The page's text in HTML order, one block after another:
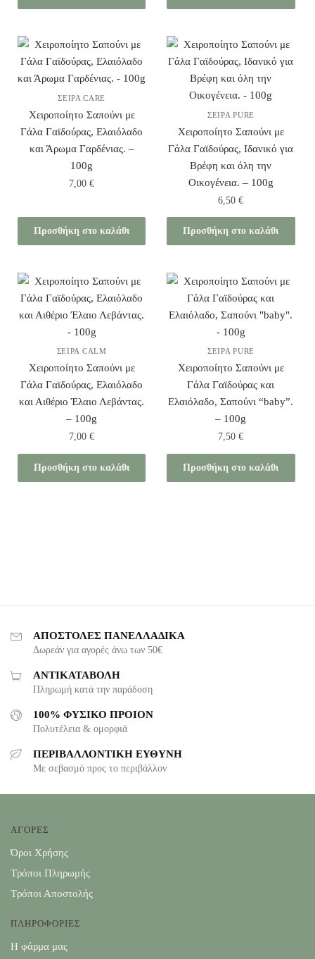
ΣΕΙΡΆ CARE
Χειροποίητο Σαπούνι με
Γάλα Γαϊδούρας, Ελαιόλαδο
και Άρωμα Γαρδένιας. –
100g
7,00€
Προσθήκη στο καλάθι
ΣΕΙΡΆ PURE
Χειροποίητο Σαπούνι με
Γάλα Γαϊδούρας, Ιδανικό για
Βρέφη και όλη την
Οικογένεια. – 100g
6,50€
Προσθήκη στο καλάθι
ΣΕΙΡΆ CALM
Χειροποίητο Σαπούνι με
Γάλα Γαϊδούρας, Ελαιόλαδο
και Αιθέριο Έλαιο Λεβάντας.
– 100g
7,00€
Προσθήκη στο καλάθι
ΣΕΙΡΆ PURE
Χειροποίητο Σαπούνι με
Γάλα Γαϊδούρας και
Ελαιόλαδο, Σαπούνι “baby”.
– 100g
7,50€
Προσθήκη στο καλάθι
ΑΠΟΣΤΟΛΕΣ ΠΑΝΕΛΛΑΔΙΚΑ
Δωρεάν για αγορές άνω των 50€
ΑΝΤΙΚΑΤΑΒΟΛΗ
Πληρωμή κατά την παράδοση
100% ΦΥΣΙΚΟ ΠΡΟΙΟΝ
Πολυτέλεια & ομορφιά
ΠΕΡΙΒΑΛΛΟΝΤΙΚΗ ΕΥΘΥΝΗ
Με σεβασμό προς το περιβάλλον
ΑΓΟΡΕΣ
Όροι Χρήσης
Τρόποι Πληρωμής
Τρόποι Αποστολής
ΠΛΗΡΟΦΟΡΙΕΣ
Η φάρμα μας